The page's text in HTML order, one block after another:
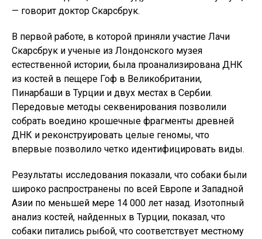
— говорит доктор Скарсбрук.
В первой работе, в которой приняли участие Лачи
Скарсбрук и ученые из Лондонского музея
естественной истории, была проанализирована ДНК
из костей в пещере Гоф в Великобритании,
Пинарбаши в Турции и двух местах в Сербии.
Передовые методы секвенирования позволили
собрать воедино крошечные фрагменты древней
ДНК и реконструировать целые геномы, что
впервые позволило четко идентифицировать виды.
Результаты исследования показали, что собаки были
широко распространены по всей Европе и Западной
Азии по меньшей мере 14 000 лет назад. Изотопный
анализ костей, найденных в Турции, показал, что
собаки питались рыбой, что соответствует местному